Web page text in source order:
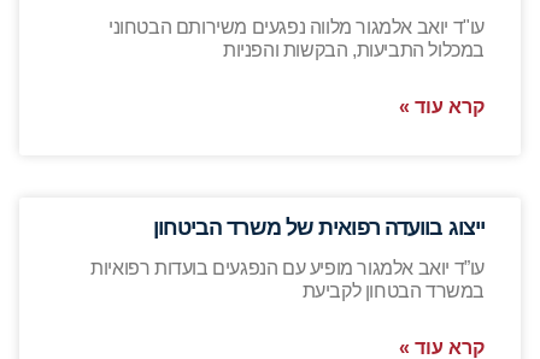
עו"ד יואב אלמגור מלווה נפגעים משירותם הבטחוני
במכלול התביעות, הבקשות והפניות
קרא עוד »
ייצוג בוועדה רפואית של משרד הביטחון
עו”ד יואב אלמגור מופיע עם הנפגעים בועדות רפואיות
במשרד הבטחון לקביעת
קרא עוד »